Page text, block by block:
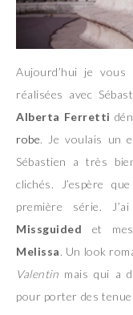
Aujourd’hui je
réalisées avec
Alberta Ferretti
robe. Je voulais un
Sébastien a très
clichés. J’espère
première série.
Missguided et
Melissa. Un look
Valentin mais qui a
pour porter des